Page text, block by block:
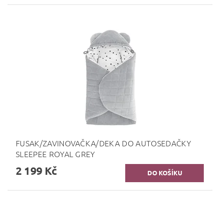
FUSAK/ZAVINOVAČKA/DEKA DO AUTOSEDAČKY
SLEEPEE ROYAL GREY
2 199 Kč